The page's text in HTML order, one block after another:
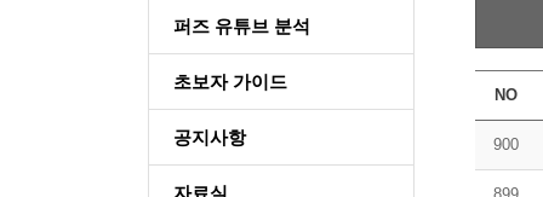
퍼즈 유튜브 분석
초보자 가이드
공지사항
자료실
NO
900